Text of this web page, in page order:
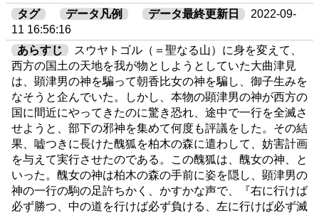
タグ
データ凡例 データ最終更新日
2022-09-
11 16:56:16
あらすじ
スウヤトゴル（＝聖なる山）に身を変えて、
西方の国土の天地を我が物としようとしていた大曲津見
は、顕津男の神を騙って朝香比女の神を騙し、御子生みを
なそうと企んでいた。しかし、本物の顕津男の神が西方の
国に間近にやってきたのに驚き恐れ、途中で一行を全滅さ
せようと、部下の邪神を集めて何度も評議をした。その結
果、嘘つきに長けた醜狐を柏木の森に遣わして、妨害計画
を与えて実行させたのである。この醜狐は、醜女の神、と
いった。醜女の神は柏木の森の手前に姿を隠し、顕津男の
神の一行の駒の足許ちかく、かすかな声で、『右に行けば
必ず勝つ、中の道を行けば必ず負ける、左に行けば必ず滅